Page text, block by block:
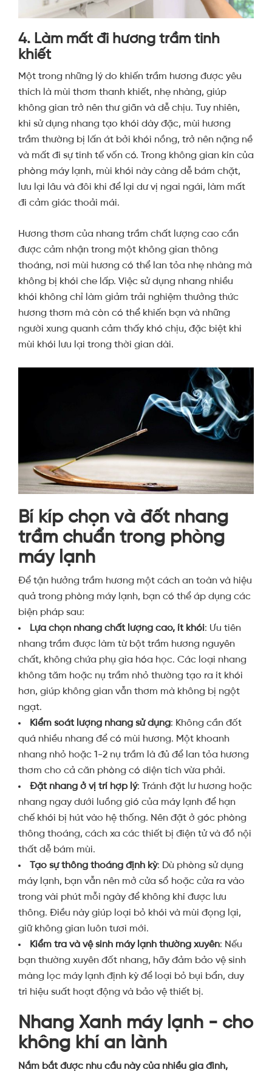
4. Làm mất đi hương trầm tinh
khiết
Một trong những lý do khiến trầm hương được yêu
thích là mùi thơm thanh khiết, nhẹ nhàng, giúp
không gian trở nên thư giãn và dễ chịu. Tuy nhiên,
khi sử dụng nhang tạo khói dày đặc, mùi hương
trầm thường bị lấn át bởi khói nồng, trở nên nặng nề
và mất đi sự tinh tế vốn có. Trong không gian kín của
phòng máy lạnh, mùi khói này càng dễ bám chặt,
lưu lại lâu và đôi khi để lại dư vị ngai ngái, làm mất
đi cảm giác thoải mái.
Hương thơm của nhang trầm chất lượng cao cần
được cảm nhận trong một không gian thông
thoáng, nơi mùi hương có thể lan tỏa nhẹ nhàng mà
không bị khói che lấp. Việc sử dụng nhang nhiều
khói không chỉ làm giảm trải nghiệm thưởng thức
hương thơm mà còn có thể khiến bạn và những
người xung quanh cảm thấy khó chịu, đặc biệt khi
mùi khói lưu lại trong thời gian dài.
Bí kíp chọn và đốt nhang
trầm chuẩn trong phòng
máy lạnh
Để tận hưởng trầm hương một cách an toàn và hiệu
quả trong phòng máy lạnh, bạn có thể áp dụng các
biện pháp sau:
Lựa chọn nhang chất lượng cao, ít khói: Ưu tiên
nhang trầm được làm từ bột trầm hương nguyên
chất, không chứa phụ gia hóa học. Các loại nhang
không tăm hoặc nụ trầm nhỏ thường tạo ra ít khói
hơn, giúp không gian vẫn thơm mà không bị ngột
ngạt.
Kiểm soát lượng nhang sử dụng: Không cần đốt
quá nhiều nhang để có mùi hương. Một khoanh
nhang nhỏ hoặc 1-2 nụ trầm là đủ để lan tỏa hương
thơm cho cả căn phòng có diện tích vừa phải.
Đặt nhang ở vị trí hợp lý: Tránh đặt lư hương hoặc
nhang ngay dưới luồng gió của máy lạnh để hạn
chế khói bị hút vào hệ thống. Nên đặt ở góc phòng
thông thoáng, cách xa các thiết bị điện tử và đồ nội
thất dễ bám mùi.
Tạo sự thông thoáng định kỳ: Dù phòng sử dụng
máy lạnh, bạn vẫn nên mở cửa sổ hoặc cửa ra vào
trong vài phút mỗi ngày để không khí được lưu
thông. Điều này giúp loại bỏ khói và mùi đọng lại,
giữ không gian luôn tươi mới.
Kiểm tra và vệ sinh máy lạnh thường xuyên: Nếu
bạn thường xuyên đốt nhang, hãy đảm bảo vệ sinh
màng lọc máy lạnh định kỳ để loại bỏ bụi bẩn, duy
trì hiệu suất hoạt động và bảo vệ thiết bị.
Nhang Xanh máy lạnh - cho
không khí an lành
Nắm bắt được nhu cầu này của nhiều gia đình,